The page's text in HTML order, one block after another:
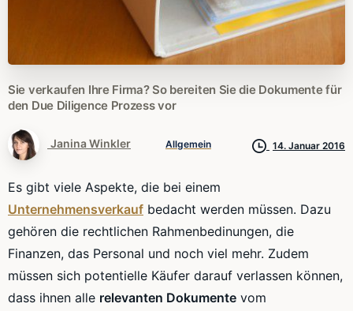
Sie verkaufen Ihre Firma?So bereiten Siedie Dokumentefür
den Due Diligence Prozessvor
Janina Winkler Allgemein 14. Januar 2016
Es gibt viele Aspekte, die bei einem
Unternehmensverkauf bedacht werden müssen. Dazu
gehören die rechtlichen Rahmenbedinungen, die
Finanzen, das Personal und noch viel mehr. Zudem
müssen sich potentielle Käufer darauf verlassen können,
dass ihnen alle relevanten Dokumente vom